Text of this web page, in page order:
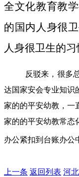
全文化教育教
的国内人身很
人身很卫生的习
反驳来，很多
达国家安会专业知识
家的的平安幼教，一
家的的平安幼教常态
办公紧扣到台账办公
上一条 返回列表 河